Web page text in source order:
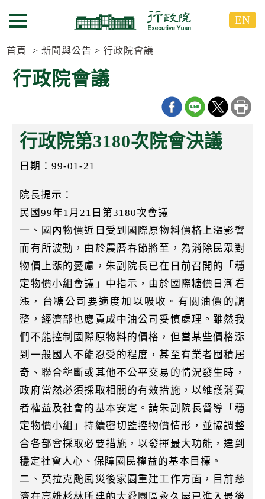
到
要
到
要
選單按鈕 EN
首頁 新聞與公告 行政院會議
行政院會議
行政院第3180次院會決議
日期：99-01-21
院長提示：
民國99年1月21日第3180次會議
一、國內物價近日受到國際原物料價格上漲影響
而有所波動，由於農曆春節將至，為消除民眾對
物價上漲的憂慮，朱副院長已在日前召開的「穩
定物價小組會議」中指示，由於國際糖價日漸看
漲，台糖公司要適度加以吸收。有關油價的調
整，經濟部也應責成中油公司妥慎處理。雖然我
們不能控制國際原物料的價格，但當某些價格漲
到一般國人不能忍受的程度，甚至有業者囤積居
奇、聯合壟斷或其他不公平交易的情況發生時，
政府當然必須採取相關的有效措施，以維護消費
者權益及社會的基本安定。請朱副院長督導「穩
定物價小組」持續密切監控物價情形，並協調整
合各部會採取必要措施，以發揮最大功能，達到
穩定社會人心、保障國民權益的基本目標。
二、莫拉克颱風災後家園重建工作方面，目前慈